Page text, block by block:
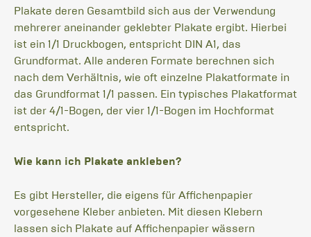
Plakate deren Gesamtbild sich aus der Verwendung
mehrerer aneinander geklebter Plakate ergibt. Hierbei
ist ein 1/1 Druckbogen, entspricht DIN A1, das
Grundformat. Alle anderen Formate berechnen sich
nach dem Verhältnis, wie oft einzelne Plakatformate in
das Grundformat 1/1 passen. Ein typisches Plakatformat
ist der 4/1-Bogen, der vier 1/1-Bogen im Hochformat
entspricht.
Wie kann ich Plakate ankleben?
Es gibt Hersteller, die eigens für Affichenpapier
vorgesehene Kleber anbieten. Mit diesen Klebern
lassen sich Plakate auf Affichenpapier wässern